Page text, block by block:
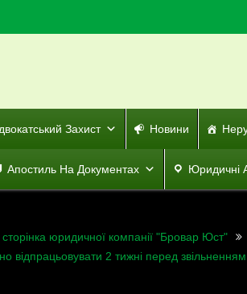
Захист Новини
Апостиль На Документах Юридичні
юридичної компанії "Бровар Юст"
відпрацьовувати 2 тижні перед звільненням